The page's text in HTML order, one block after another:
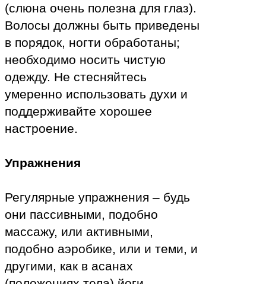
(слюна очень полезна для глаз).
Волосы должны быть приведены
в порядок, ногти обработаны;
необходимо носить чистую
одежду. Не стесняйтесь
умеренно использовать духи и
поддерживайте хорошее
настроение.
Упражнения
Регулярные упражнения – будь
они пассивными, подобно
массажу, или активными,
подобно аэробике, или и теми, и
другими, как в асанах